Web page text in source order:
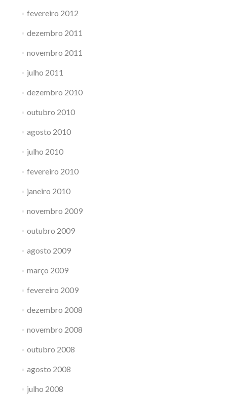
fevereiro 2012
dezembro 2011
novembro 2011
julho 2011
dezembro 2010
outubro 2010
agosto 2010
julho 2010
fevereiro 2010
janeiro 2010
novembro 2009
outubro 2009
agosto 2009
março 2009
fevereiro 2009
dezembro 2008
novembro 2008
outubro 2008
agosto 2008
julho 2008